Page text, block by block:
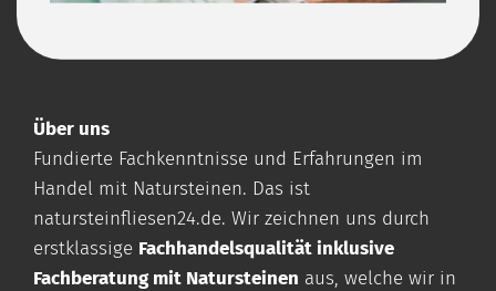
Über uns
Fundierte Fachkenntnisse und Erfahrungen im
Handel mit Natursteinen. Das ist
natursteinfliesen24.de. Wir zeichnen uns durch
erstklassige Fachhandelsqualität inklusive
Fachberatung mit Natursteinen aus, welche wir in